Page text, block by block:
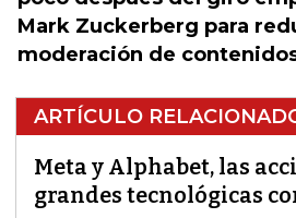
Mark Zuckerberg para
moderación de
ARTÍCULO
Meta y Alphabet, las
grandes tecnológicas